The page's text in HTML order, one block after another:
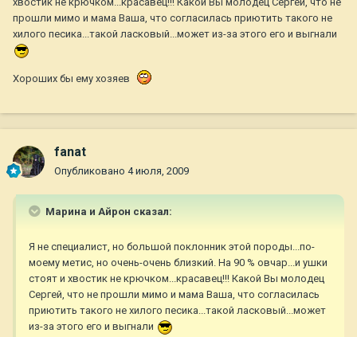
прошли мимо и мама Ваша, что согласилась приютить такого не
хилого песика...такой ласковый...может из-за этого его и выгнали
Хороших бы ему хозяев
fanat
Опубликовано 4 июля, 2009
Марина и Айрон сказал:
Я не специалист, но большой поклонник этой породы...по-
моему метис, но очень-очень близкий. На 90 % овчар...и ушки
стоят и хвостик не крючком...красавец!!! Какой Вы молодец
Сергей, что не прошли мимо и мама Ваша, что согласилась
приютить такого не хилого песика...такой ласковый...может
из-за этого его и выгнали